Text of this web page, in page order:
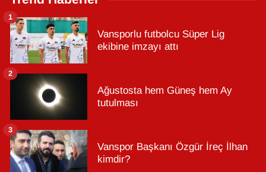
Vansporlu futbolcu Süper Lig
ekibine imzayı attı
1
Ağustosta hem Güneş hem Ay
tutulması
2
Vanspor Başkanı Özgür İreç İlhan
kimdir?
3